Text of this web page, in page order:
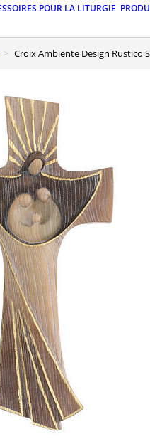
POUR LA LITURGIE
Croix Ambiente Design